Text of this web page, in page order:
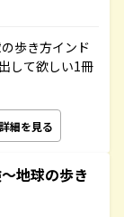
歩き方インド
して欲しい1冊
詳細を見る
地球の歩き